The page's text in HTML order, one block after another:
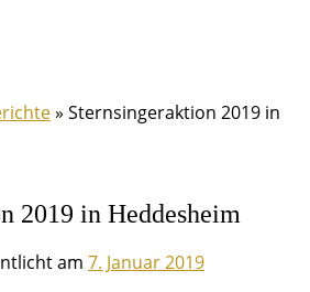
» Sternsingeraktion 2019 in
2019 in Heddesheim
am 7. Januar 2019